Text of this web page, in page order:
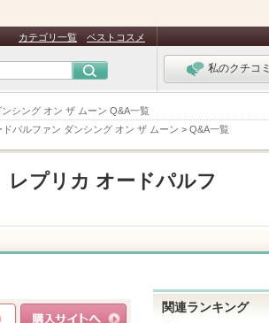
シング オン ザ ムーン Q&A一覧
ドパルファン ダンシング オン ザ ムーン > Q&A一覧
カテゴリ一覧 ベストコスメ
私のクチコミ
レプリカ オードパルフ
関連ランキング